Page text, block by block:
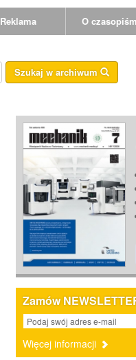
Reklama O
Szukaj w archiwum
Zamów
Więcej informacji